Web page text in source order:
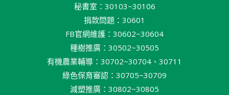
秘書室：30103~30106
捐款問題：30601
FB官網維護：30602~30604
種樹推廣：30502~30505
有機農業輔導：30702~30704、30711
綠色保育審認：30705~30709
減塑推廣：30802~30805